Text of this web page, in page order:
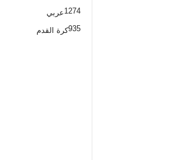
عربي1274
كرة القدم935